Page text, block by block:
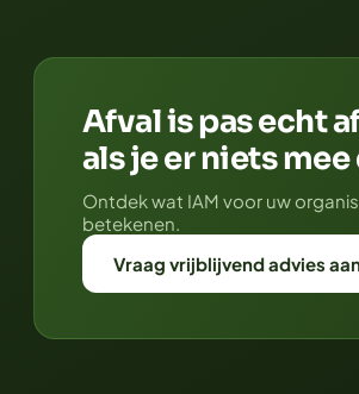
Afval is pas echt
als je er niets
Ontdek wat IAM voor uw
betekenen.
Vraag vrijblijvend advies